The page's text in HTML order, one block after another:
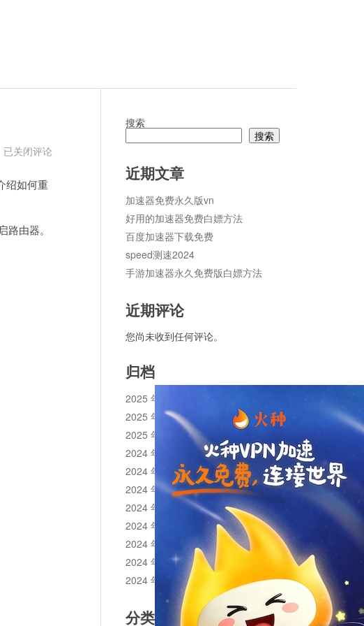
怎
启
已关闭评论
绍如何重
由器。
搜索
搜索
近期文章
加速器免费永久版vn
好用的加速器免费白嫖方法
百度加速器下载免费
speed测速2024
手游加速器永久免费版白嫖方法
近期评论
您尚未收到任何评论。
归档
2025 年 11 月
2025 年 10 月
2025 年 1 月
2024 年 12 月
2024 年 11 月
2024 年 10 月
2024 年 9 月
2024 年 8 月
2024 年 7 月
2024 年 6 月
2024 年 5 月
分类目录